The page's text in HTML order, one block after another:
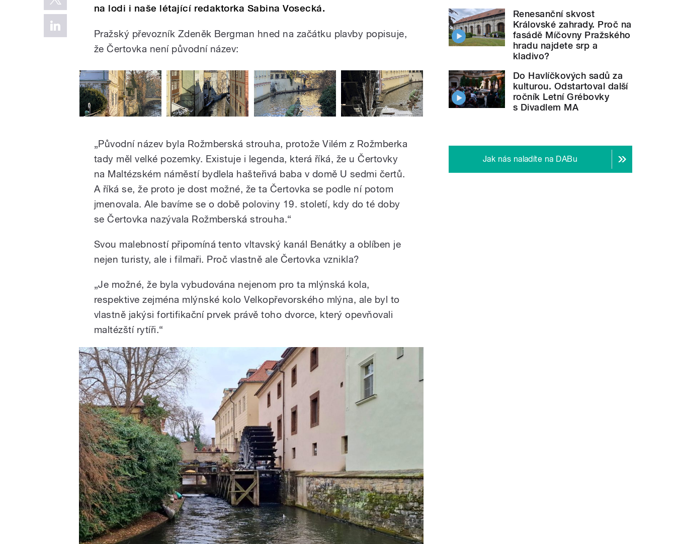
na lodi i naše létající redaktorka Sabina Vosecká.
Pražský převozník Zdeněk Bergman hned na začátku plavby popisuje,
že Čertovka není původní název:
„Původní název byla Rožmberská strouha, protože Vilém z Rožmberka
tady měl velké pozemky. Existuje i legenda, která říká, že u Čertovky
na Maltézském náměstí bydlela hašteřivá baba v domě U sedmi čertů.
A říká se, že proto je dost možné, že ta Čertovka se podle ní potom
jmenovala. Ale bavíme se o době poloviny 19. století, kdy do té doby
se Čertovka nazývala Rožmberská strouha.“
Svou malebností připomíná tento vltavský kanál Benátky a oblíben je
nejen turisty, ale i filmaři. Proč vlastně ale Čertovka vznikla?
„Je možné, že byla vybudována nejenom pro ta mlýnská kola,
respektive zejména mlýnské kolo Velkopřevorského mlýna, ale byl to
vlastně jakýsi fortifikační prvek právě toho dvorce, který opevňovali
maltézští rytíři.“
Renesanční skvost
Královské zahrady. Proč na
fasádě Míčovny Pražského
hradu najdete srp a
kladivo?
Do Havlíčkových sadů za
kulturou. Odstartoval další
ročník Letní Grébovky
s Divadlem MA
Jak nás naladíte na DABu